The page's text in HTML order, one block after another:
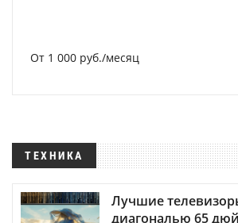
От 1 000 руб./месяц
ТЕХНИКА
Лучшие
диагональю 65